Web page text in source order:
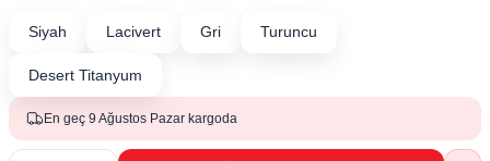
Siyah Lacivert Gri Turuncu
Desert Titanyum
En geç 9 Ağustos Pazar kargoda